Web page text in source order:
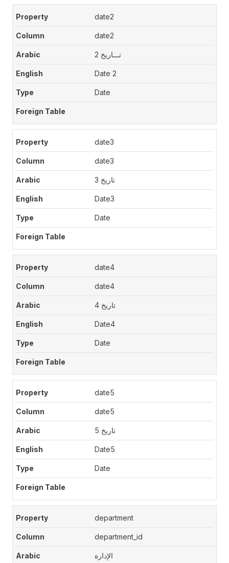
date2
date2
تـــاريخ 2
Date 2
Date
date3
date3
تاريخ 3
Date3
Date
date4
date4
تاريخ 4
Date4
Date
date5
date5
تاريخ 5
Date5
Date
department
department_id
الإدارة